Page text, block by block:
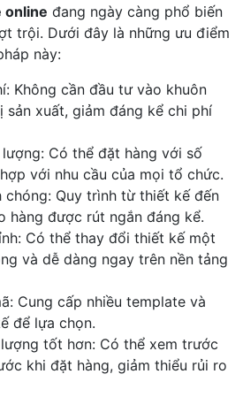
online đang ngày càng phổ biến
trội. Dưới đây là những ưu điểm
này:
Không cần đầu tư vào khuôn
sản xuất, giảm đáng kể chi phí
Có thể đặt hàng với số
với nhu cầu của mọi tổ chức.
chóng: Quy trình từ thiết kế đến
hàng được rút ngắn đáng kể.
Có thể thay đổi thiết kế một
và dễ dàng ngay trên nền tảng
Cung cấp nhiều template và
để lựa chọn.
tốt hơn: Có thể xem trước
khi đặt hàng, giảm thiểu rủi ro